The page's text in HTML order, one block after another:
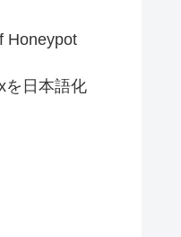
Honeypot
を日本語化